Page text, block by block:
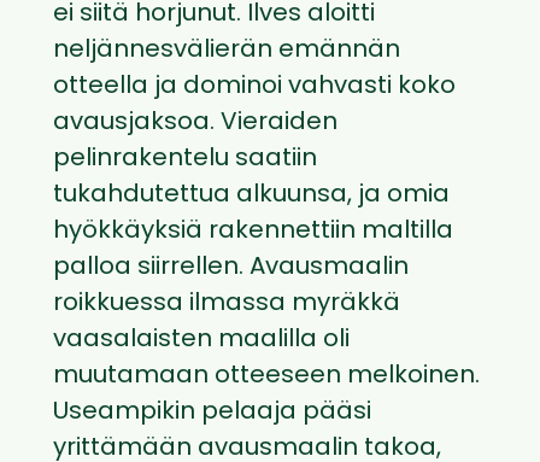
ei siitä horjunut. Ilves aloitti
neljännesvälierän emännän
otteella ja dominoi vahvasti koko
avausjaksoa. Vieraiden
pelinrakentelu saatiin
tukahdutettua alkuunsa, ja omia
hyökkäyksiä rakennettiin maltilla
palloa siirrellen. Avausmaalin
roikkuessa ilmassa myräkkä
vaasalaisten maalilla oli
muutamaan otteeseen melkoinen.
Useampikin pelaaja pääsi
yrittämään avausmaalin takoa,